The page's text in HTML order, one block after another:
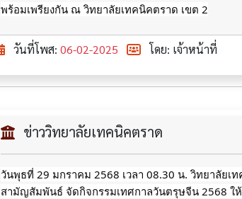
พร้อมเพรียงกัน ณ วิทยาลัยเทคนิคตราด เขต 2
วันที่โพส:06-02-2025 โดย: เจ้าหน้าที่
ข่าววิทยาลัยเทคนิคตราด
วันพุธที่ 29 มกราคม 2568 เวลา 08.30 น. วิทยาลัยเ
สามัญสัมพันธ์ จัดกิจกรรมเทศกาลวันตรุษจีน 2568 ใ